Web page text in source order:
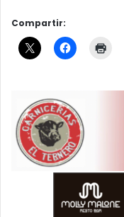
Compartir: